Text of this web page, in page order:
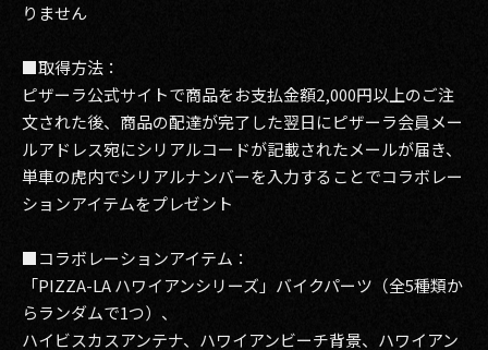
りません
■取得方法：
ピザーラ公式サイトで商品をお支払金額2,000円以上のご注
文された後、商品の配達が完了した翌日にピザーラ会員メー
ルアドレス宛にシリアルコードが記載されたメールが届き、
単車の虎内でシリアルナンバーを入力することでコラボレー
ションアイテムをプレゼント
■コラボレーションアイテム：
「PIZZA-LA ハワイアンシリーズ」バイクパーツ（全5種類か
らランダムで1つ）、
ハイビスカスアンテナ、ハワイアンビーチ背景、ハワイアン